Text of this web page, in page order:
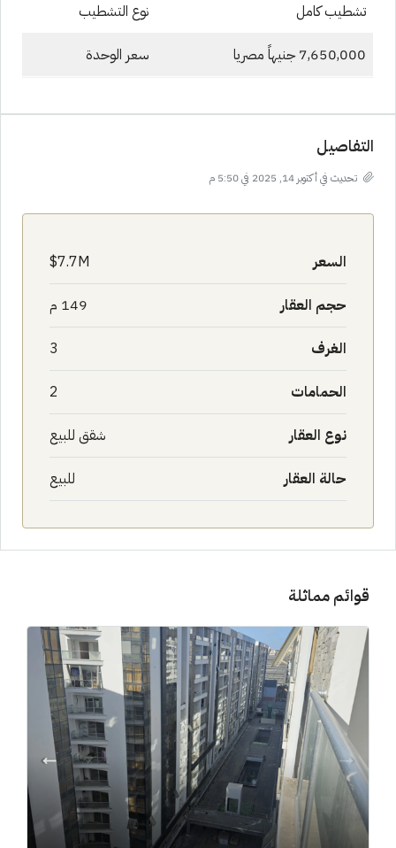
تشطيب كامل نوع التشطيب
7,650,000 جنيهاً مصريا سعر الوحدة
التفاصيل
تحديث في أكتوبر 14, 2025 في 5:50 م
السعر 7.7M$
حجم العقار 149 م
الغرف 3
الحمامات 2
نوع العقار شقق للبيع
حالة العقار للبيع
قوائم مماثلة